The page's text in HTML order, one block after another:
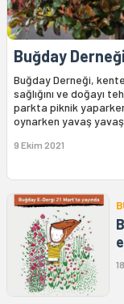
Buğday
Buğday Derneği,
sağlığını ve doğayı
parkta piknik
oynarken yavaş
9 Ekim 2021